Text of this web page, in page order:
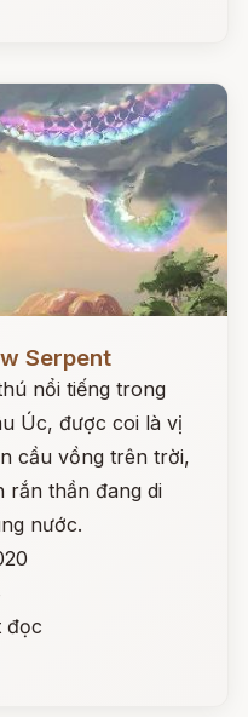
Serpent
nổi tiếng trong
Úc, được coi là vị
cầu vồng trên trời,
rắn thần đang di
nước.
đọc